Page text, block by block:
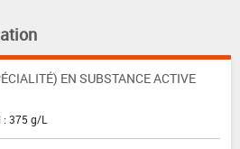
EN SUBSTANCE ACTIVE
375 g/L